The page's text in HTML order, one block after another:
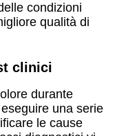
condizioni
qualità di
clinici
durante
una serie
le cause